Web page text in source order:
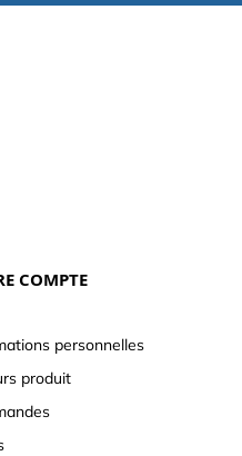
COMPTE
personnelles
produit